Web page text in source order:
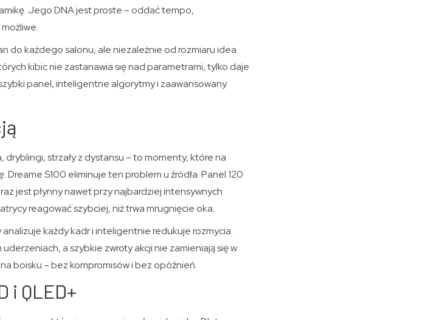
Jego DNA jest proste – oddać tempo,
do każdego salonu, ale niezależnie od rozmiaru idea
kibic nie zastanawia się nad parametrami, tylko daje
panel, inteligentne algorytmy i zaawansowany
dryblingi, strzały z dystansu – to momenty, które na
Dreame S100 eliminuje ten problem u źródła. Panel 120
jest płynny nawet przy najbardziej intensywnych
reagować szybciej, niż trwa mrugnięcie oka.
każdy kadr i inteligentnie redukuje rozmycia.
a szybkie zwroty akcji nie zamieniają się w
boisku – bez kompromisów i bez opóźnień.
i QLED+